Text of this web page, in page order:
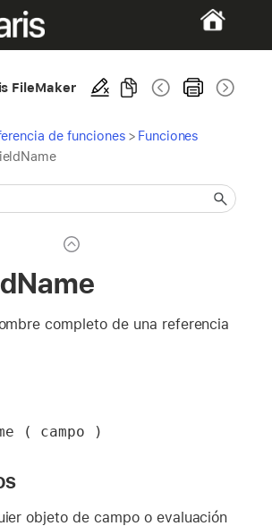
FileMaker
de funciones > Funciones
completo de una referencia
( campo )
objeto de campo o evaluación